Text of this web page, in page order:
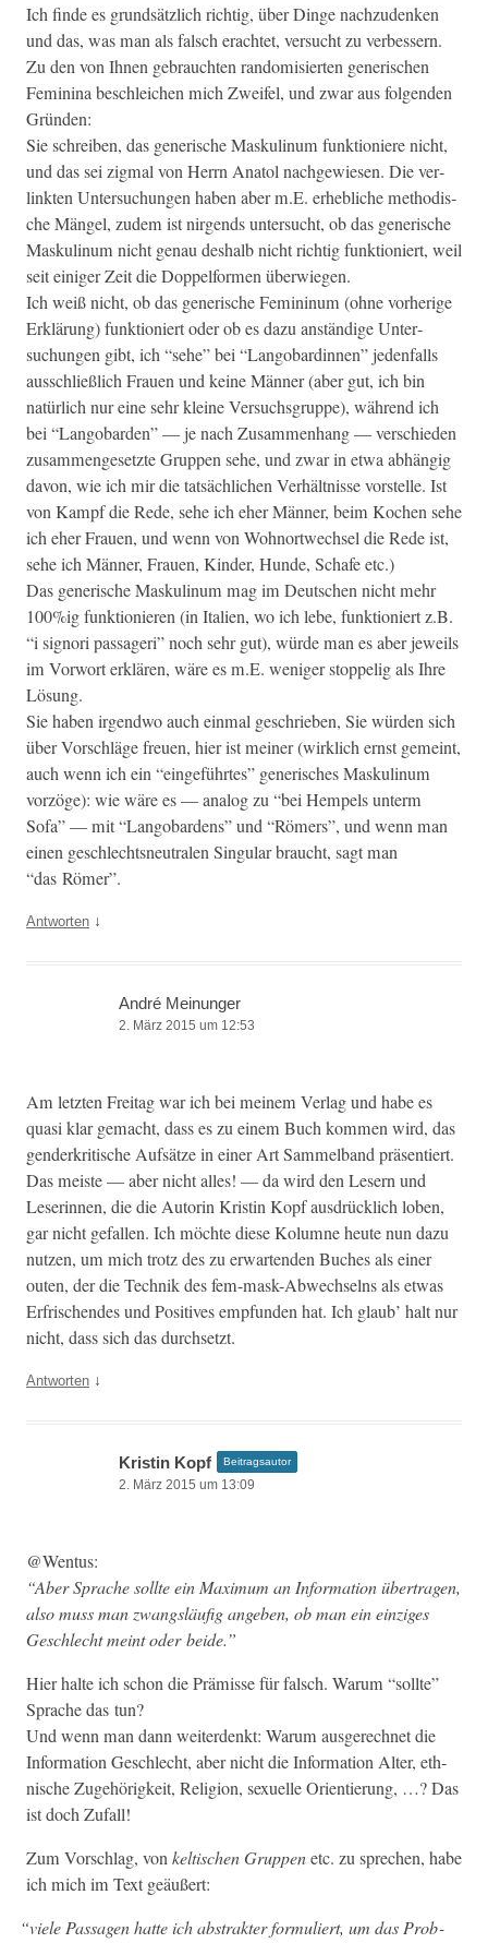
Ich finde es grund­sät­zlich richtig, über Dinge nachzu­denken
und das, was man als falsch erachtet, ver­sucht zu verbessern.
Zu den von Ihnen gebraucht­en ran­domisierten gener­ischen
Fem­i­ni­na beschle­ichen mich Zweifel, und zwar aus fol­gen­den
Gründen:
Sie schreiben, das gener­ische Maskulinum funk­tion­iere nicht,
und das sei zig­mal von Her­rn Ana­tol nachgewiesen. Die ver­
link­ten Unter­suchun­gen haben aber m.E. erhe­bliche method­is­
che Män­gel, zudem ist nir­gends unter­sucht, ob das gener­ische
Maskulinum nicht genau deshalb nicht richtig funk­tion­iert, weil
seit einiger Zeit die Dop­pelfor­men überwiegen.
Ich weiß nicht, ob das gener­ische Fem­i­ninum (ohne vorherige
Erk­lärung) funk­tion­iert oder ob es dazu anständi­ge Unter­
suchun­gen gibt, ich “sehe” bei “Lan­go­b­ardinnen” jeden­falls
auss­chließlich Frauen und keine Män­ner (aber gut, ich bin
natür­lich nur eine sehr kleine Ver­suchs­gruppe), während ich
bei “Lan­go­b­ar­den” — je nach Zusam­men­hang — ver­schieden
zusam­menge­set­zte Grup­pen sehe, und zwar in etwa abhängig
davon, wie ich mir die tat­säch­lichen Ver­hält­nisse vorstelle. Ist
von Kampf die Rede, sehe ich eher Män­ner, beim Kochen sehe
ich eher Frauen, und wenn von Wohnortwech­sel die Rede ist,
sehe ich Män­ner, Frauen, Kinder, Hunde, Schafe etc.)
Das gener­ische Maskulinum mag im Deutschen nicht mehr
100%ig funk­tion­ieren (in Ital­ien, wo ich lebe, funk­tion­iert z.B.
“i sig­nori pas­sageri” noch sehr gut), würde man es aber jew­eils
im Vor­wort erk­lären, wäre es m.E. weniger stop­pelig als Ihre
Lösung.
Sie haben irgend­wo auch ein­mal geschrieben, Sie wür­den sich
über Vorschläge freuen, hier ist mein­er (wirk­lich ernst gemeint,
auch wenn ich ein “einge­führtes” gener­isches Maskulinum
vorzöge): wie wäre es — ana­log zu “bei Hempels unterm
Sofa” — mit “Lan­go­b­ar­dens” und “Römers”, und wenn man
einen geschlecht­sneu­tralen Sin­gu­lar braucht, sagt man
“das Römer”.
Antworten ↓
André Meinunger
2. März 2015 um 12:53
Am let­zten Fre­itag war ich bei meinem Ver­lag und habe es
qua­si klar gemacht, dass es zu einem Buch kom­men wird, das
gen­derkri­tis­che Auf­sätze in ein­er Art Sam­mel­band präsen­tiert.
Das meiste — aber nicht alles! — da wird den Lesern und
Leserin­nen, die die Autorin Kristin Kopf aus­drück­lich loben,
gar nicht gefall­en. Ich möchte diese Kolumne heute nun dazu
nutzen, um mich trotz des zu erwartenden Buch­es als ein­er
out­en, der die Tech­nik des fem-mask-Abwech­selns als etwas
Erfrischen­des und Pos­i­tives emp­fun­den hat. Ich glaub’ halt nur
nicht, dass sich das durchsetzt.
Antworten ↓
Kristin Kopf Beitragsautor
2. März 2015 um 13:09
@Wentus:
“Aber Sprache sollte ein Max­i­mum an Infor­ma­tion über­tra­gen,
also muss man zwangsläu­fig angeben, ob man ein einziges
Geschlecht meint oder beide.”
Hier halte ich schon die Prämisse für falsch. Warum “sollte”
Sprache das tun?
Und wenn man dann wei­t­er­denkt: Warum aus­gerech­net die
Infor­ma­tion Geschlecht, aber nicht die Infor­ma­tion Alter, eth­
nis­che Zuge­hörigkeit, Reli­gion, sex­uelle Ori­en­tierung, …? Das
ist doch Zufall!
Zum Vorschlag, vonkeltischen Grup­penetc. zu sprechen, habe
ich mich im Text geäußert:
“viele Pas­sagen hat­te ich abstrak­ter for­muliert, um das Prob­